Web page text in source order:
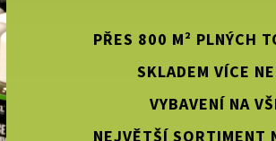
PŘES 800 M² PLNÝCH
SKLADEM VÍCE
VYBAVENÍ NA